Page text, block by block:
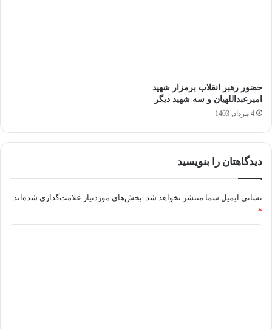
حضور رهبر انقلاب برمزار شهید
امیرعبداللهیان و سه‌ شهید‌ دیگر
4 مرداد, 1403
دیدگاهتان را بنویسید
نشانی ایمیل شما منتشر نخواهد شد. بخش‌های موردنیاز علامت‌گذاری شده‌اند
*